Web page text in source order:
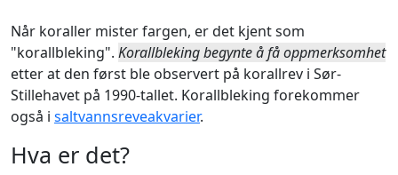
Når koraller mister fargen, er det kjent som
"korallbleking". Korallbleking begynte å få oppmerksomhet
etter at den først ble observert på korallrev i Sør-
Stillehavet på 1990-tallet. Korallbleking forekommer
også i saltvannsreveakvarier.
Hva er det?